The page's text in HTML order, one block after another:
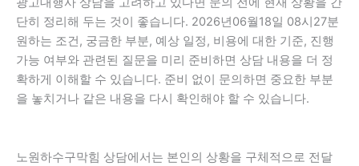
단히 정리해 두는 것이 좋습니다. 2026년06월18일 08시27분
원하는 조건, 궁금한 부분, 예상 일정, 비용에 대한 기준, 진행
가능 여부와 관련된 질문을 미리 준비하면 상담 내용을 더 정
확하게 이해할 수 있습니다. 준비 없이 문의하면 중요한 부분
을 놓치거나 같은 내용을 다시 확인해야 할 수 있습니다.
노원하수구막힘 상담에서는 본인의 상황을 구체적으로 전달